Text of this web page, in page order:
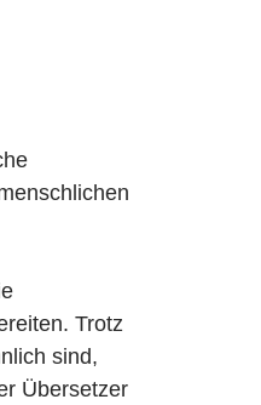
Trotz
sind,
Übersetzer